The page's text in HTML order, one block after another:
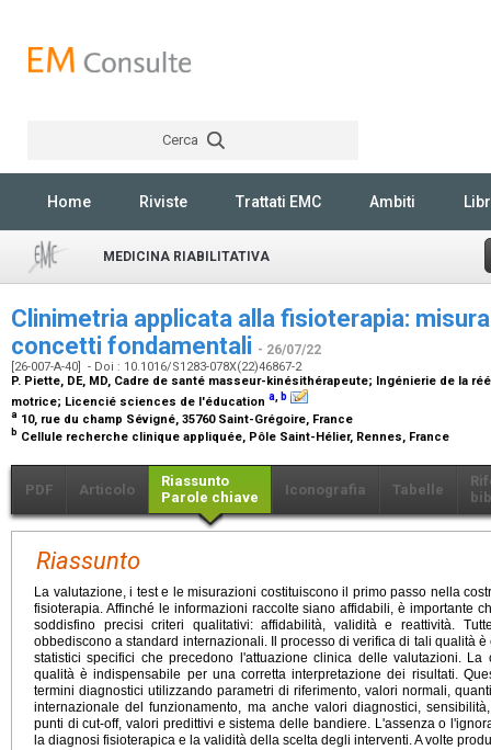
Cerca
Home Riviste Trattati EMC Ambiti
MEDICINA RIABILITATIVA
Clinimetria applicata alla fisioterapia:
concetti fondamentali - 26/07/22
[26-007-A-40] - Doi : 10.1016/S1283-078X(22)46867-2
P. Piette, DE, MD, Cadre de santé masseur-kinésithérapeute; Ingénierie de la
motrice; Licencié sciences de l'éducation a, b
a 10, rue du champ Sévigné, 35760 Saint-Grégoire, France
b Cellule recherche clinique appliquée, Pôle Saint-Hélier, Rennes, France
PDF Articolo
Riassunto
Parole chiave
Iconografia Tabelle
Riassunto
La valutazione, i test e le misurazioni costituiscono il primo passo nella
fisioterapia. Affinché le informazioni raccolte siano affidabili, è importante
soddisfino precisi criteri qualitativi: affidabilità, validità e reattività.
obbediscono a standard internazionali. Il processo di verifica di tali qualità
statistici specifici che precedono l'attuazione clinica delle valutazioni.
qualità è indispensabile per una corretta interpretazione dei risultati.
termini diagnostici utilizzando parametri di riferimento, valori normali,
internazionale del funzionamento, ma anche valori diagnostici,
punti di cut-off, valori predittivi e sistema delle bandiere. L'assenza o
la diagnosi fisioterapica e la validità della scelta degli interventi. A volte